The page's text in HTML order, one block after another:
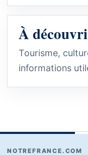
À
Tourisme,
informations
NOTREFRANCE.COM